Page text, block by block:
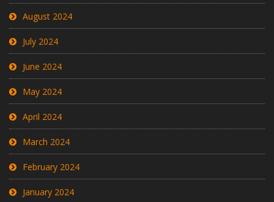
August 2024
July 2024
June 2024
May 2024
April 2024
March 2024
February 2024
January 2024